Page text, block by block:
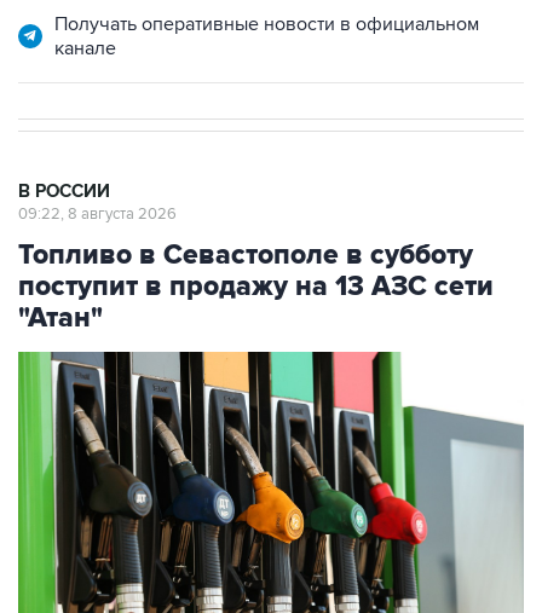
Топливо в Севастополе в субботу
поступит в продажу на 13 АЗС сети
"Атан"
Фото: Максим Чурусов/ТАСС